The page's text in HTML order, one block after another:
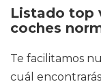
Listado top
coches
Te facilitamos
cuál encontrarás